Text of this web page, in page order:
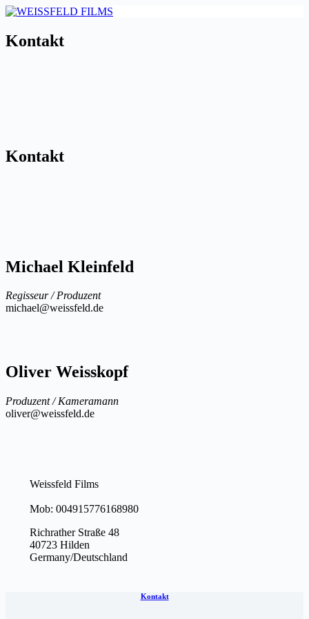
Zum
springen
Kontakt
Kontakt
Michael Kleinfeld
Regisseur / Produzent
michael@weissfeld.de
Oliver Weisskopf
Produzent / Kameramann
oliver@weissfeld.de
Weissfeld Films
Mob: 004915776168980
Richrather Straße 48
40723 Hilden
Germany/Deutschland
Kontakt